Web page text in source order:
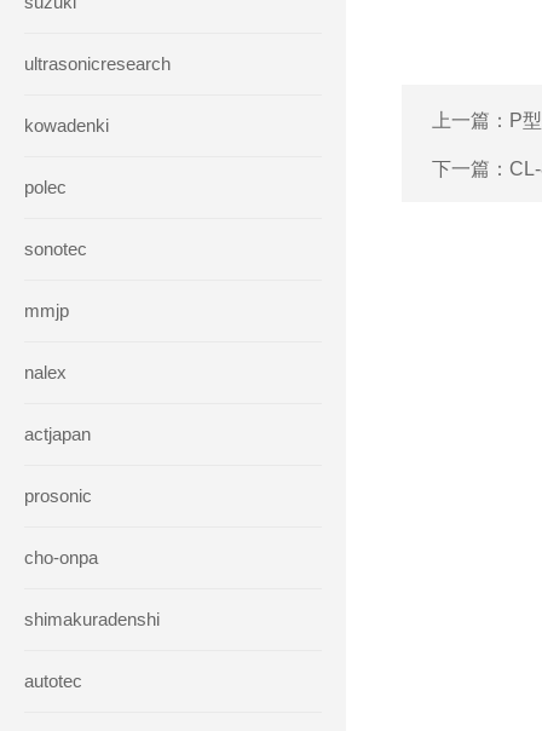
ultrasonicresearch
kowadenki
polec
sonotec
mmjp
nalex
actjapan
prosonic
cho-onpa
shimakuradenshi
autotec
上一篇： P
下一篇：